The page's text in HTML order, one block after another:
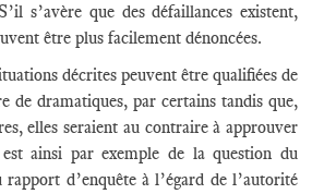
s’avère que des défaillances existent,
être plus facilement dénoncées.
décrites peuvent être qualifiées de
de dramatiques, par certains tandis que,
elles seraient au contraire à approuver
ainsi par exemple de la question du
rapport d’enquête à l’égard de l’autorité